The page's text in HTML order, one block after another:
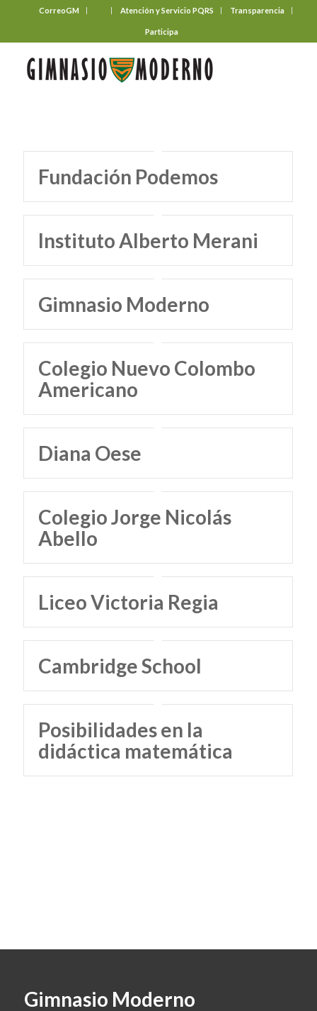
CorreoGM Atención y Servicio PQRS Transparencia
Participa
Fundación Podemos
Instituto Alberto Merani
Gimnasio Moderno
Colegio Nuevo Colombo
Americano
Diana Oese
Colegio Jorge Nicolás
Abello
Liceo Victoria Regia
Cambridge School
Posibilidades en la
didáctica matemática
Gimnasio Moderno